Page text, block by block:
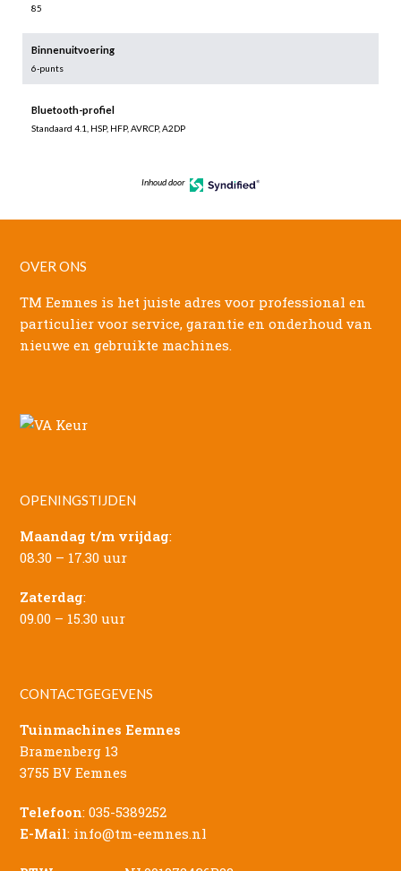
85
Binnenuitvoering
6-punts
Bluetooth-profiel
Standaard 4.1, HSP, HFP, AVRCP, A2DP
Inhoud door
OVER ONS
TM Eemnes is het juiste adres voor professional en
particulier voor service, garantie en onderhoud van
nieuwe en gebruikte machines.
OPENINGSTIJDEN
Maandag t/m vrijdag:
08.30 – 17.30 uur
Zaterdag:
09.00 – 15.30 uur
CONTACTGEGEVENS
Tuinmachines Eemnes
Bramenberg 13
3755 BV Eemnes
Telefoon:035-5389252
E-Mail: info@tm-eemnes.nl